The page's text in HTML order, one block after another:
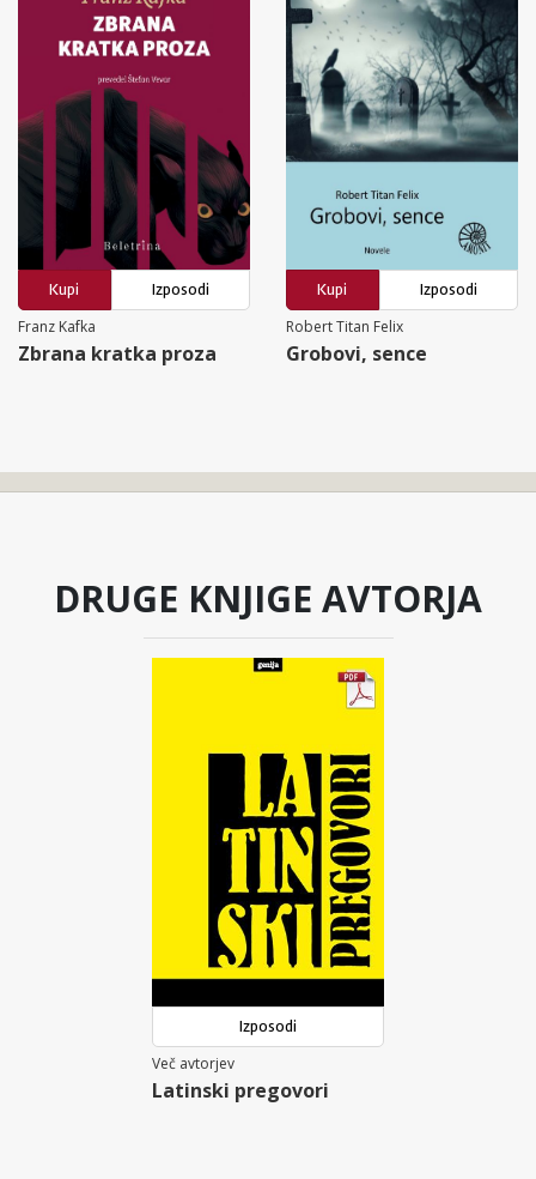
Kupi
Izposodi
Franz Kafka
Zbrana kratka proza
Kupi
Izposodi
Robert Titan Felix
Grobovi, sence
DRUGE KNJIGE AVTORJA
Izposodi
Več avtorjev
Latinski pregovori